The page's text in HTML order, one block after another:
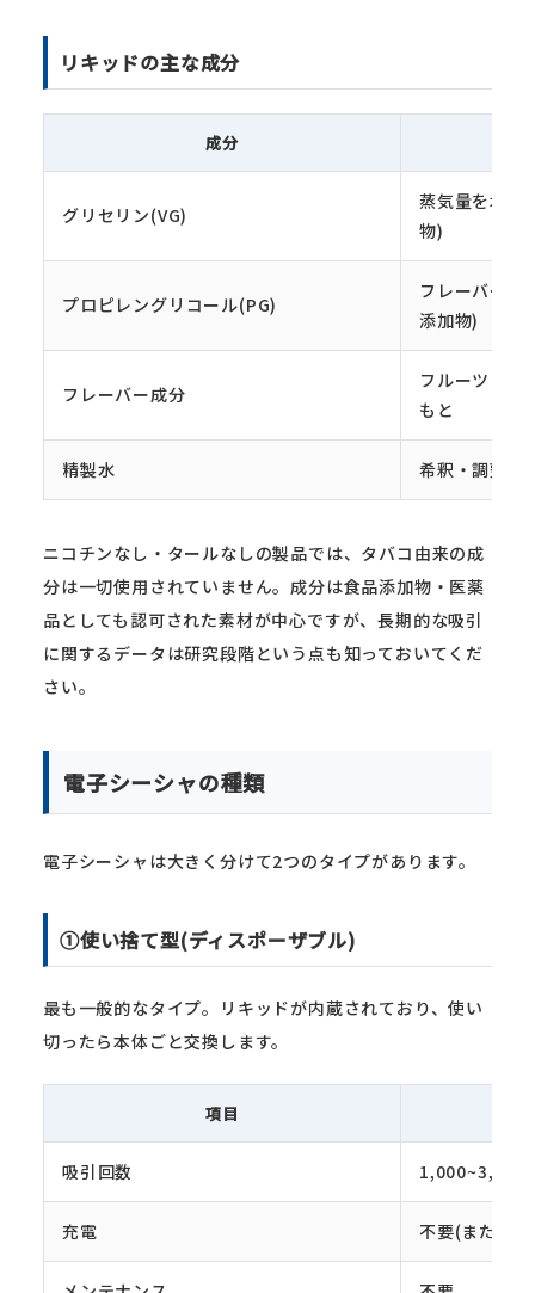
リキッドの主な成分
成分
グリセリン(VG)
蒸気量を増や
物)
プロピレングリコール(PG)
フレーバーを
添加物)
フレーバー成分
フルーツ・ミ
もと
精製水 希釈・調整
ニコチンなし・タールなしの製品では、タバコ由来の成
分は一切使用されていません。成分は食品添加物・医薬
品としても認可された素材が中心ですが、長期的な吸引
に関するデータは研究段階という点も知っておいてくだ
さい。
電子シーシャの種類
電子シーシャは大きく分けて2つのタイプがあります。
①使い捨て型(ディスポーザブル)
最も一般的なタイプ。リキッドが内蔵されており、使い
切ったら本体ごと交換します。
項目
吸引回数 1,000~3,000
充電 不要(または